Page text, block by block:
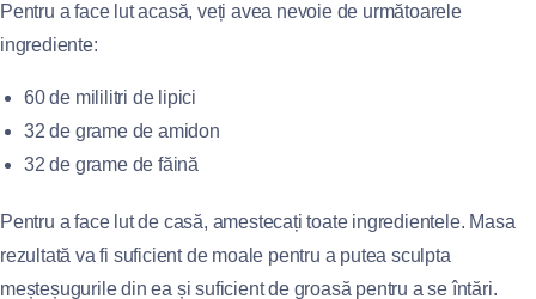
Pentru a face lut acasă, veți avea nevoie de următoarele
ingrediente:
60 de mililitri de lipici
32 de grame de amidon
32 de grame de făină
Pentru a face lut de casă, amestecați toate ingredientele. Masa
rezultată va fi suficient de moale pentru a putea sculpta
meșteșugurile din ea și suficient de groasă pentru a se întări.